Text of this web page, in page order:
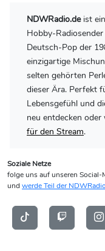
NDWRadio.deist
Hobby-
Deutsch-Pop der
einzigartige
selten gehörten
dieser Ära. Perfekt
Lebensgefühl und
neu entdecken
für den Stream.
Soziale Netze
folge uns auf unseren Social-
und werde Teil der